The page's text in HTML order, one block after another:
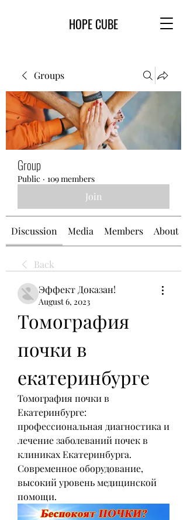
HOPE CUBE
Groups
Group
Public · 109 members
Join
Discussion Media Members About
Back
Эффект Доказан!
August 6, 2023
Томография
почки в
екатеринбурге
Томография почки в
Екатеринбурге:
профессиональная диагностика и
лечение заболеваний почек в
клиниках Екатеринбурга.
Современное оборудование,
высокий уровень медицинской
помощи.